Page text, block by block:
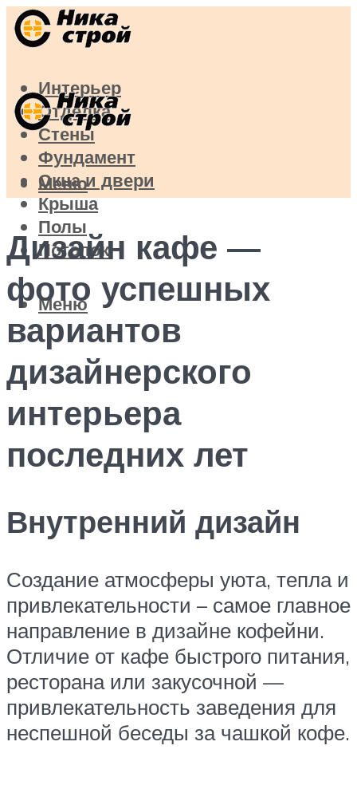
Интерьер
Отделка
Стены
Фундамент
Окна и двери
Крыша
Полы
Потолок
Меню
Меню
Дизайн кафе —
фото успешных
вариантов
дизайнерского
интерьера
последних лет
Внутренний дизайн
Создание атмосферы уюта, тепла и
привлекательности – самое главное
направление в дизайне кофейни.
Отличие от кафе быстрого питания,
ресторана или закусочной —
привлекательность заведения для
неспешной беседы за чашкой кофе.